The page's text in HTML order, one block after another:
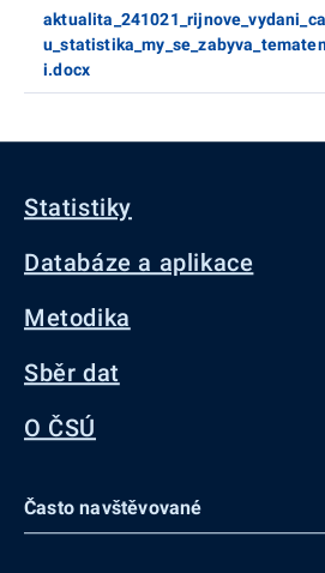
i.docx
Statistiky
Databáze a aplikace
Metodika
Sběr dat
O ČSÚ
Často navštěvované